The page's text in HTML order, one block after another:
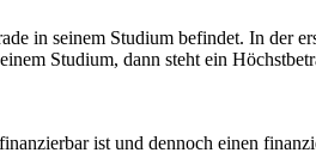
in seinem Studium befindet. In der
Studium, dann steht ein
ist und dennoch einen